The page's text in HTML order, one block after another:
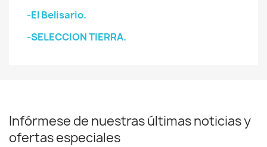
-El Belisario.
-SELECCION TIERRA.
Infórmese de nuestras últimas noticias y
ofertas especiales